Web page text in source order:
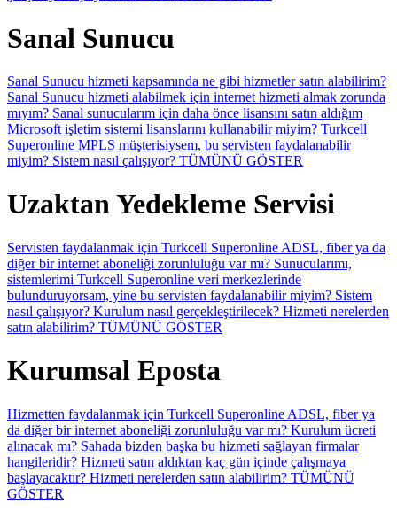
Sanal Sunucu
Sanal Sunucu hizmeti kapsamında ne gibi hizmetler satın alabilirim?
Sanal Sunucu hizmeti alabilmek için internet hizmeti almak zorunda
mıyım? Sanal sunucularım için daha önce lisansını satın aldığım
Microsoft işletim sistemi lisanslarını kullanabilir miyim? Turkcell
Superonline MPLS müşterisiysem, bu servisten faydalanabilir
miyim? Sistem nasıl çalışıyor? TÜMÜNÜ GÖSTER
Uzaktan Yedekleme Servisi
Servisten faydalanmak için Turkcell Superonline ADSL, fiber ya da
diğer bir internet aboneliği zorunluluğu var mı? Sunucularımı,
sistemlerimi Turkcell Superonline veri merkezlerinde
bulunduruyorsam, yine bu servisten faydalanabilir miyim? Sistem
nasıl çalışıyor? Kurulum nasıl gerçekleştirilecek? Hizmeti nerelerden
satın alabilirim? TÜMÜNÜ GÖSTER
Kurumsal Eposta
Hizmetten faydalanmak için Turkcell Superonline ADSL, fiber ya
da diğer bir internet aboneliği zorunluluğu var mı? Kurulum ücreti
alınacak mı? Sahada bizden başka bu hizmeti sağlayan firmalar
hangileridir? Hizmeti satın aldıktan kaç gün içinde çalışmaya
başlayacaktır? Hizmeti nerelerden satın alabilirim? TÜMÜNÜ
GÖSTER